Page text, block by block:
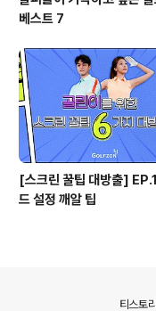
베스트 7
[스크린 꿀팁 대방출]
드 설정 깨알 팁
티스토리